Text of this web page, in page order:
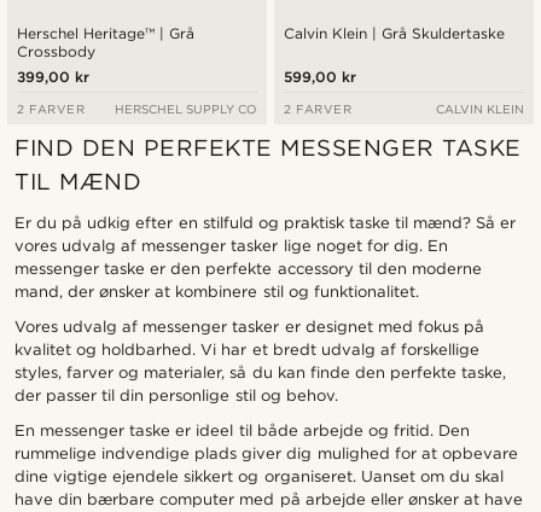
Herschel Heritage™ | Grå
Crossbody
399,00 kr
2 FARVER HERSCHEL SUPPLY CO
Calvin Klein | Grå Skuldertaske
599,00 kr
2 FARVER CALVIN KLEIN
FIND DEN PERFEKTE MESSENGER TASKE
TIL MÆND
Er du på udkig efter en stilfuld og praktisk taske til mænd? Så er
vores udvalg af messenger tasker lige noget for dig. En
messenger taske er den perfekte accessory til den moderne
mand, der ønsker at kombinere stil og funktionalitet.
Vores udvalg af messenger tasker er designet med fokus på
kvalitet og holdbarhed. Vi har et bredt udvalg af forskellige
styles, farver og materialer, så du kan finde den perfekte taske,
der passer til din personlige stil og behov.
En messenger taske er ideel til både arbejde og fritid. Den
rummelige indvendige plads giver dig mulighed for at opbevare
dine vigtige ejendele sikkert og organiseret. Uanset om du skal
have din bærbare computer med på arbejde eller ønsker at have